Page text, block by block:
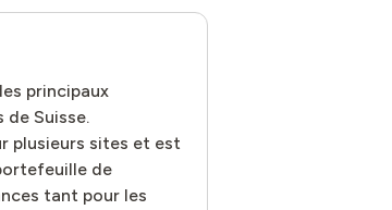
principaux
de Suisse.
plusieurs sites et est
de
tant pour les